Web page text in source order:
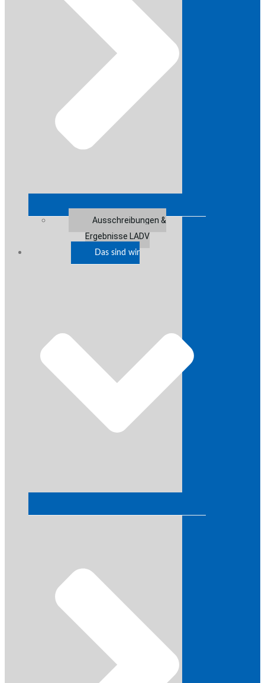
Ausschreibungen &
Ergebnisse LADV
Das sind wir